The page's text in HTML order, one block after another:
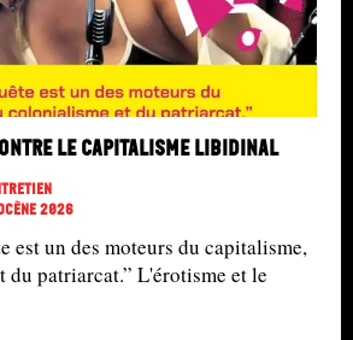
le capitalisme libidinal
2026
est un des moteurs du capitalisme,
L'érotisme et le